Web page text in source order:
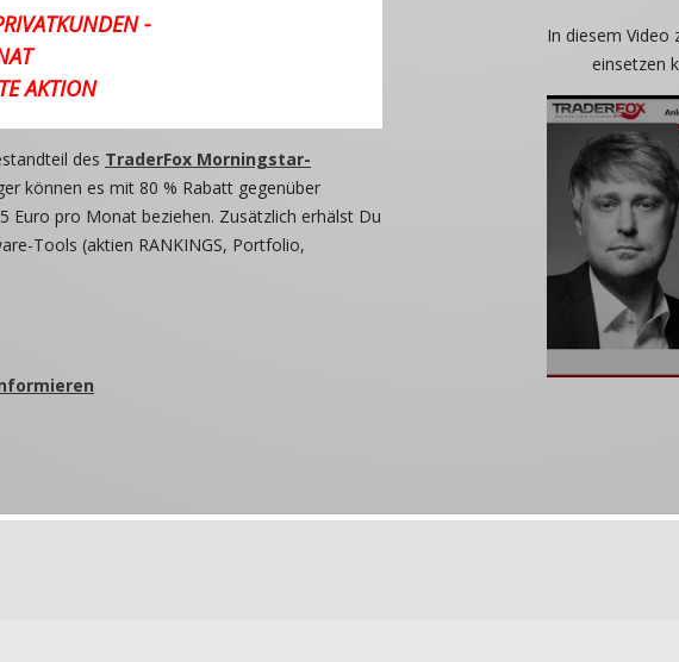
-
AKTION
des TraderFox Morningstar-
können es mit 80 % Rabatt gegenüber
Euro pro Monat beziehen. Zusätzlich erhälst Du
Tools (aktien RANKINGS, Portfolio,
In diesem Video
einsetzen